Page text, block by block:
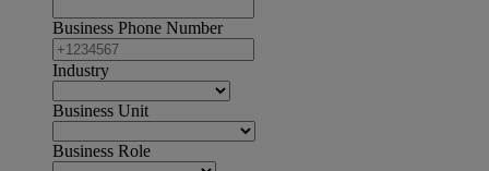
Business Phone Number
Industry
Business Unit
Business Role